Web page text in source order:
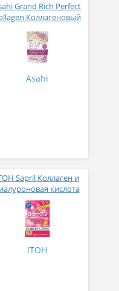
Grand Rich Perfect
Коллагеновый
плацентой и
изофлавонами сои 228
гр
Asahi
Sapril Коллаген и
кислота
со вкусом манго 30
стиков
ITOH